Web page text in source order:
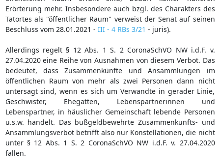
Erörterung mehr. Insbesondere auch bzgl. des Charakters des
Tatortes als "öffentlicher Raum" verweist der Senat auf seinen
Beschluss vom 28.01.2021 - III - 4 RBs 3/21 - juris).
Allerdings regelt § 12 Abs. 1 S. 2 CoronaSchVO NW i.d.F. v.
27.04.2020 eine Reihe von Ausnahmen von diesem Verbot. Das
bedeutet, dass Zusammenkünfte und Ansammlungen im
öffentlichen Raum von mehr als zwei Personen dann nicht
untersagt sind, wenn es sich um Verwandte in gerader Linie,
Geschwister, Ehegatten, Lebenspartnerinnen und
Lebenspartner, in häuslicher Gemeinschaft lebende Personen
u.s.w. handelt. Das bußgeldbewehrte Zusammenkunfts- und
Ansammlungsverbot betrifft also nur Konstellationen, die nicht
unter § 12 Abs. 1 S. 2 CoronaSchVO NW i.d.F. v. 27.04.2020
fallen.